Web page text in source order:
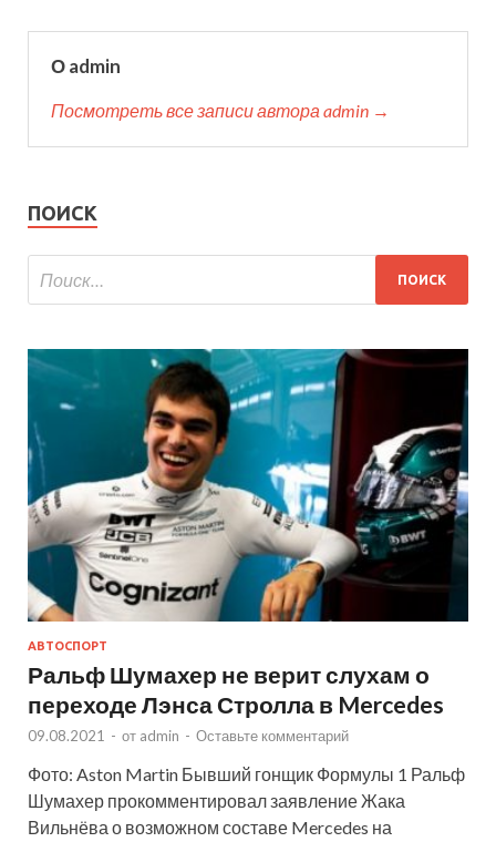
О admin
Посмотреть все записи автора admin →
ПОИСК
АВТОСПОРТ
Ральф Шумахер не верит слухам о
переходе Лэнса Стролла в Mercedes
09.08.2021 - от admin - Оставьте комментарий
Фото: Aston Martin Бывший гонщик Формулы 1 Ральф
Шумахер прокомментировал заявление Жака
Вильнёва о возможном составе Mercedes на